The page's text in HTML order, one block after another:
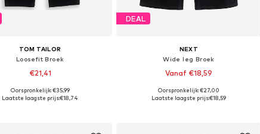
TOM TAILOR
Loosefit Broek
€21,41
Beschikbare maten: 98, 122
Oorspronkelijk: €35,99
Laatste laagste prijs:€18,74
DEAL
NEXT
Wide leg Broek
Vanaf €18,59
Beschikbare maten: 116, 146, 158, 164, 166
Oorspronkelijk: €27,00
Laatste laagste prijs:€18,59